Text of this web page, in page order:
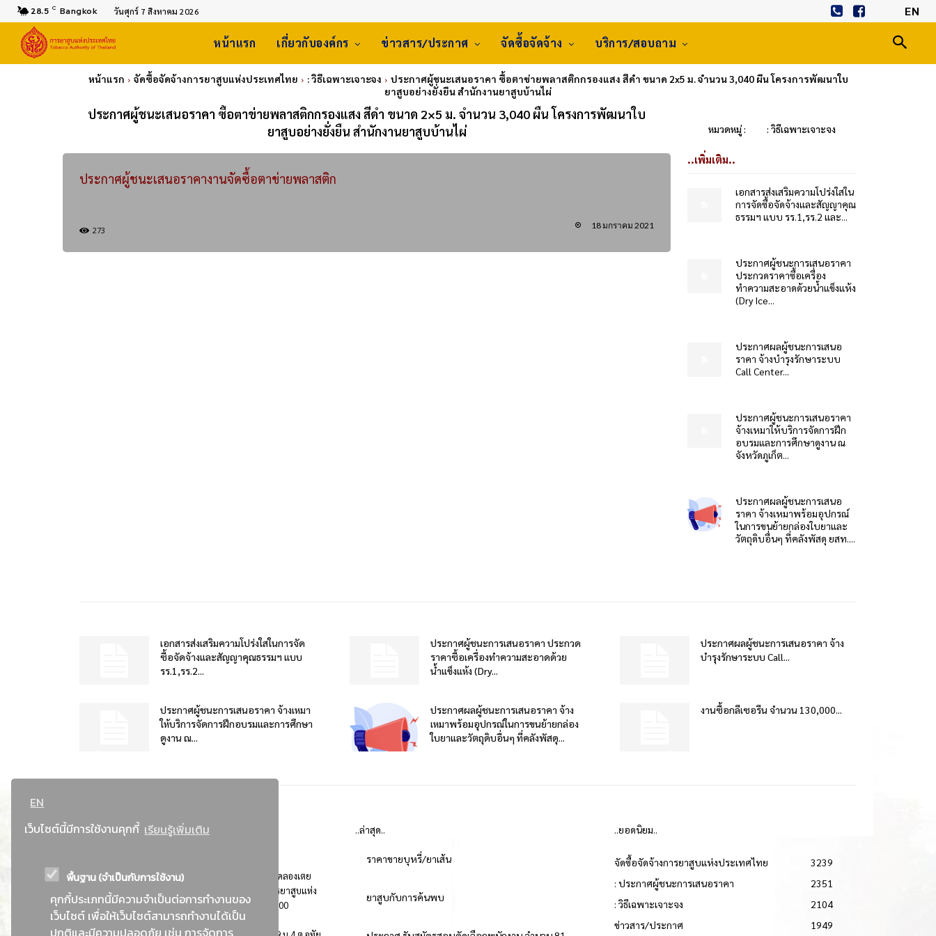
EN
เว็บไซต์นี้มีการใช้งานคุกกี้ เรียนรู้เพิ่มเติม
พื้นฐาน (จำเป็นกับการใช้งาน)
คุกกี้ประเภทนี้มีความจำเป็นต่อการทำงานของ
เว็บไซต์ เพื่อให้เว็บไซต์สามารถทำงานได้เป็น
28.5 C Bangkok วันศุกร์ 7 สิงหาคม 2026 EN
หน้าแรก เกี่ยวกับองค์กร ข่าวสาร/ประกาศ จัดซื้อจัดจ้าง บริการ/สอบถาม
หน้าแรก จัดซื้อจัดจ้างการยาสูบแห่งประเทศไทย : วิธีเฉพาะเจาะจง
ประกาศผู้ชนะเสนอราคา ซื้อตาข่ายพลาสติกกรองแสง สีดำ ขนาด 2x5 ม. จำนวน 3,040 ผืน โครงการพัฒนาใบ
ยาสูบอย่างยั่งยืน สำนักงานยาสูบบ้านไผ่
ประกาศผู้ชนะเสนอราคา ซื้อตาข่ายพลาสติกกรองแสง สีดำ ขนาด 2×5 ม. จำนวน 3,040 ผืน โครงการพัฒนาใบ
ยาสูบอย่างยั่งยืน สำนักงานยาสูบบ้านไผ่
หมวดหมู่ : : วิธีเฉพาะเจาะจง
ประกาศผู้ชนะเสนอราคางานจัดซื้อตาข่ายพลาสติก
273 18 มกราคม 2021
..เพิ่มเติม..
เอกสารส่งเสริมความโปร่งใสใน
การจัดซื้อจัดจ้างและสัญญาคุณ
ธรรมฯ แบบ รร.1,รร.2 และ...
ประกาศผู้ชนะการเสนอราคา
ประกวดราคาซื้อเครื่อง
ทำความสะอาดด้วยน้ำแข็งแห้ง
(Dry Ice...
ประกาศผลผู้ชนะการเสนอ
ราคา จ้างบำรุงรักษาระบบ
Call Center...
ประกาศผู้ชนะการเสนอราคา
จ้างเหมาให้บริการจัดการฝึก
อบรมและการศึกษาดูงาน ณ
จังหวัดภูเก็ต...
ประกาศผลผู้ชนะการเสนอ
ราคา จ้างเหมาพร้อมอุปกรณ์
ในการขนย้ายกล่องใบยาและ
วัตถุดิบอื่นๆ ที่คลังพัสดุ ยสท....
เอกสารส่งเสริมความโปร่งใสในการจัด
ซื้อจัดจ้างและสัญญาคุณธรรมฯ แบบ
รร.1,รร.2...
ประกาศผู้ชนะการเสนอราคา ประกวด
ราคาซื้อเครื่องทำความสะอาดด้วย
น้ำแข็งแห้ง (Dry...
ประกาศผลผู้ชนะการเสนอราคา จ้าง
บำรุงรักษาระบบ Call...
ประกาศผู้ชนะการเสนอราคา จ้างเหมา
ให้บริการจัดการฝึกอบรมและการศึกษา
ดูงาน ณ...
ประกาศผลผู้ชนะการเสนอราคา จ้าง
เหมาพร้อมอุปกรณ์ในการขนย้ายกล่อง
ใบยาและวัตถุดิบอื่นๆ ที่คลังพัสดุ...
งานซื้อกลีเซอรีน จำนวน 130,000...
ที่อยู่ : 184 ถนนพระรามที่ 4 แขวงคลองเตย เขตคลองเตย
กรุงเทพมหานคร 10110 ติดต่อประชาสัมพันธ์ การยาสูบแห่ง
ประเทศไทย Call center โทร. 0-2229-1000
..ล่าสุด..
ราคาขายบุหรี่/ยาเส้น
ยาสูบกับการค้นพบ
..ยอดนิยม..
จัดซื้อจัดจ้างการยาสูบแห่งประเทศไทย
3239
: ประกาศผู้ชนะการเสนอราคา
2351
: วิธีเฉพาะเจาะจง
2104
ข่าวสาร/ประกาศ
1949